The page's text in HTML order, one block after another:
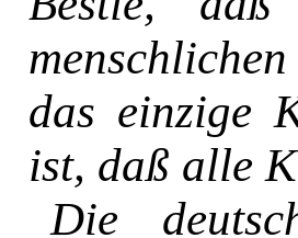
das einzige
ist, daß alle
Die